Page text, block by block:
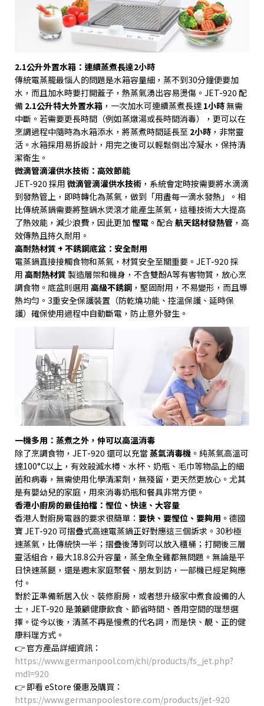
2.1公升外置水箱：連續蒸煮長達2小時
傳統電蒸籠最惱人的問題是水箱容量細，蒸不到30分鐘便要加
水，而且加水時要打開蓋子，熱蒸氣湧出容易燙傷。 JET-920 配
備 2.1公升特大外置水箱 ，一次加水可連續蒸煮長達 1小時無需
中斷。若需要更長時間（例如蒸燉湯或長時間消毒），更可以在
烹調過程中隨時為水箱添水，將蒸煮時間延長至 2小時 ，非常靈
活。水箱採用易拆設計，用完之後可以輕鬆倒出冷凝水，保持清
潔衛生。
微滴管滴灌供水技術：高效節能
JET-920 採用 微滴管滴灌供水技術 ，系統會定時按需要將水滴滴
到發熱管上，即時轉化為蒸氣，做到「用盡每一滴水發熱」。相
比傳統蒸鍋需要將整鍋水煲滾才能產生蒸氣，這種技術大大提高
了熱效能，減少浪費，因此更加慳電 。配合航天鋁材發熱管 ，高
效傳熱且持久耐用。
高耐熱材質 + 不銹鋼底盆：安全耐用
電蒸鍋直接接觸食物和蒸氣，材質安全至關重要。 JET-920 採
用 高耐熱材質 製造層架和機身，不含雙酚A等有害物質，放心烹
調食物。底盆則選用 高級不銹鋼 ，堅固耐用，不易變形，而且導
熱均勻。 3重安全保護裝置（防乾燒功能、控溫保護、延時保
護）確保使用過程中自動斷電，防止意外發生。
一機多用：蒸煮之外，仲可以高溫消毒
除了烹調食物， JET-920 還可以充當 蒸氣消毒機 。純蒸氣高溫可
達100°C以上，有效殺滅水樽、水杯、奶瓶、毛巾等物品上的細
菌和病毒，無需使用化學清潔劑，無殘留，更天然更放心。尤其
是有嬰幼兒的家庭，用來消毒奶瓶和餐具非常方便。
香港小廚房的最佳拍檔：慳位、快速、大容量
香港人對廚房電器的要求很簡單： 要快、要慳位、要夠用 。德國
寶 JET-920 可摺疊式高速電蒸鍋正好對應這三個訴求。 30秒極
速蒸氣，比傳統快一半；摺疊後薄到可以放入櫃桶；打開後三層
靈活組合，最大18.8公升容量，蒸全魚全雞都無問題。無論是平
日快速蒸餸，還是週末家庭聚餐、朋友到訪，一部機已經足夠應
付。
對於正準備新居入伙、裝修廚房，或者想升級家中煮食設備的人
士， JET-920 是兼顧健康飲食、節省時間、善用空間的理想選
擇。從今以後，清蒸不再是慢煮的代名詞，而是快、靚、正的健
康料理方式。
👉 官方產品詳細資訊：
https://www.germanpool.com/chi/products/fs_jet.php?
mdl=920
👉 即看eStore 優惠及購買：
https://www.germanpoolestore.com/products/jet-920